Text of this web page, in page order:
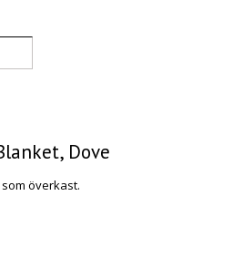
Dove
överkast.